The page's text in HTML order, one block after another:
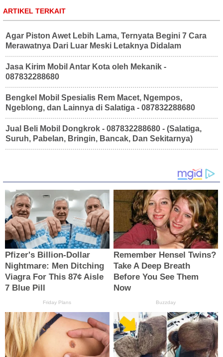
ARTIKEL TERKAIT
Agar Piston Awet Lebih Lama, Ternyata Begini 7 Cara
Merawatnya Dari Luar Meski Letaknya Didalam
Jasa Kirim Mobil Antar Kota oleh Mekanik -
087832288680
Bengkel Mobil Spesialis Rem Macet, Ngempos,
Ngeblong, dan Lainnya di Salatiga - 087832288680
Jual Beli Mobil Dongkrok - 087832288680 - (Salatiga,
Suruh, Pabelan, Bringin, Bancak, Dan Sekitarnya)